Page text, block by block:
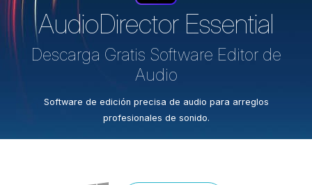
AudioDirector Essential
Descarga Gratis Software Editor de
Audio
Software de edición precisa de audio para arreglos
profesionales de sonido.